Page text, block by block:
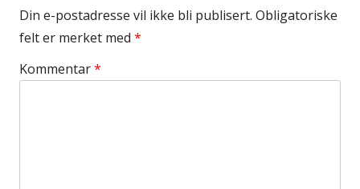
Din e-postadresse vil ikke bli publisert. Obligatoriske
felt er merket med *
Kommentar*